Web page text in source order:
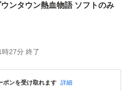
ンタウン熱血物語 ソフトのみ
時27分 終了
ポンを受け取れます 詳細